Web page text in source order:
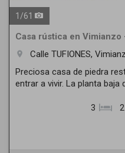
1 /61
Casa rústica en Vimianzo
room
Calle TUFIONES,
Preciosa casa de piedra
entrar a vivir. La planta baja
3 2